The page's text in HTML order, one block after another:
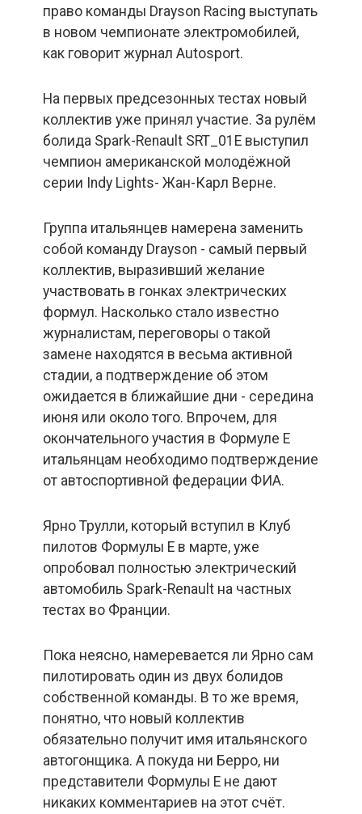
право команды Drayson Racing выступать
в новом чемпионате электромобилей,
как говорит журнал Autosport.
На первых предсезонных тестах новый
коллектив уже принял участие. За рулём
болида Spark-Renault SRT_01E выступил
чемпион американской молодёжной
серии Indy Lights- Жан-Карл Верне.
Группа итальянцев намерена заменить
собой команду Drayson - самый первый
коллектив, выразивший желание
участвовать в гонках электрических
формул. Насколько стало известно
журналистам, переговоры о такой
замене находятся в весьма активной
стадии, а подтверждение об этом
ожидается в ближайшие дни - середина
июня или около того. Впрочем, для
окончательного участия в Формуле Е
итальянцам необходимо подтверждение
от автоспортивной федерации ФИА.
Ярно Трулли, который вступил в Клуб
пилотов Формулы Е в марте, уже
опробовал полностью электрический
автомобиль Spark-Renault на частных
тестах во Франции.
Пока неясно, намеревается ли Ярно сам
пилотировать один из двух болидов
собственной команды. В то же время,
понятно, что новый коллектив
обязательно получит имя итальянского
автогонщика. А покуда ни Берро, ни
представители Формулы Е не дают
никаких комментариев на этот счёт.